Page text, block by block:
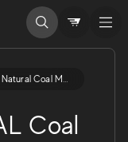
Boost Natural Coal Mosaico Rhombus
Coal